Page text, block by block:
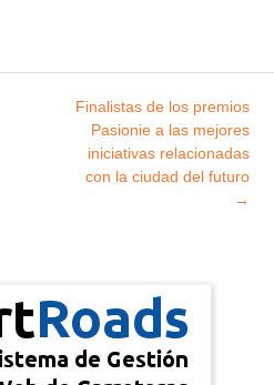
Finalistas de los premios
Pasionie a las mejores
iniciativas relacionadas
con la ciudad del futuro
→